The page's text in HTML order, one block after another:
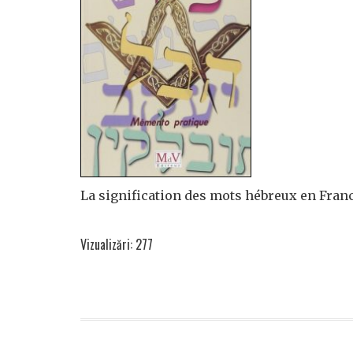
La signification des mots hébreux en
Vizualizări: 277